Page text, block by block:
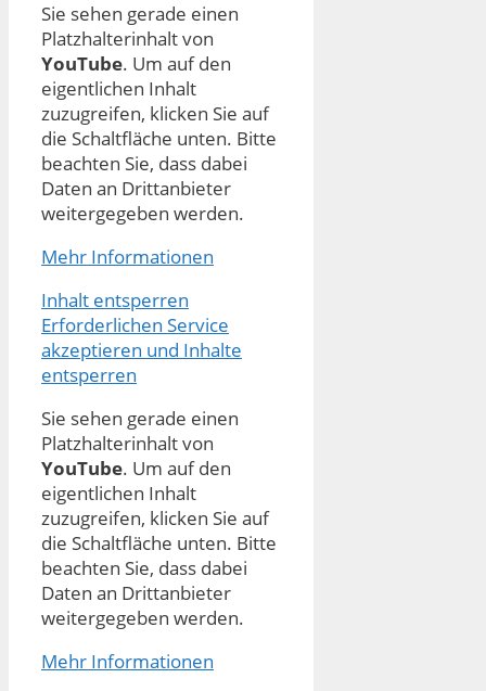
Sie sehen gerade einen
Platzhalterinhalt von
YouTube. Um auf den
eigentlichen Inhalt
zuzugreifen, klicken Sie auf
die Schaltfläche unten. Bitte
beachten Sie, dass dabei
Daten an Drittanbieter
weitergegeben werden.
Mehr Informationen
Inhalt entsperren
Erforderlichen Service
akzeptieren und Inhalte
entsperren
Sie sehen gerade einen
Platzhalterinhalt von
YouTube. Um auf den
eigentlichen Inhalt
zuzugreifen, klicken Sie auf
die Schaltfläche unten. Bitte
beachten Sie, dass dabei
Daten an Drittanbieter
weitergegeben werden.
Mehr Informationen